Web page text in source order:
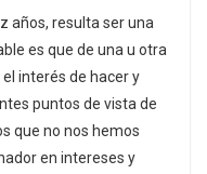
años, resulta ser una
es que de una u otra
interés de hacer y
puntos de vista de
que no nos hemos
en intereses y